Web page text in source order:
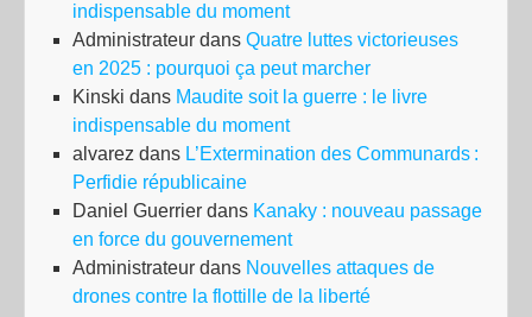
indispensable du moment
Administrateur dans Quatre luttes victorieuses
en 2025 : pourquoi ça peut marcher
Kinski dans Maudite soit la guerre : le livre
indispensable du moment
alvarez dans L’Extermination des Communards :
Perfidie républicaine
Daniel Guerrier dans Kanaky : nouveau passage
en force du gouvernement
Administrateur dans Nouvelles attaques de
drones contre la flottille de la liberté